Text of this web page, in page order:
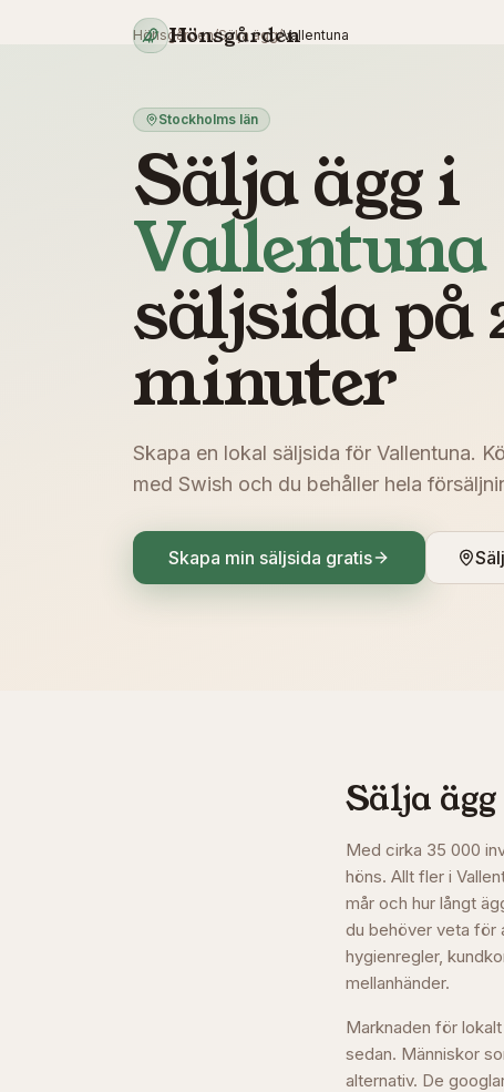
Hoppa till innehåll
Hönsgården
Hönsgården/Sälja ägg/Vallentuna
Stockholms län
Sälja ägg i
Vallentuna
säljsida på
minuter
Skapa en lokal säljsida för Vallentuna.
med Swish och du behåller hela
Skapa min säljsida gratis
Sälja
Med cirka 35 000
höns. Allt fler i
mår och hur långt
du behöver veta för
hygienregler,
mellanhänder.
Marknaden för
sedan. Människor
alternativ. De